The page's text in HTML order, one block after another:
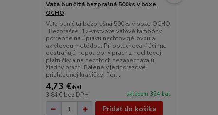
Vata buničitá bezprašná 500ks v boxe
OCHO
Vata buničitá bezprašná 500ks v boxe OCHO
Bezprašné, 12-vrstvové vatové tampóny
potrebné na úpravu nechtov gélovou a
akrylovou metódou. Pri oplachovaní účinne
odstraňujú nepotrebný prach z nechtovej
platničky a na nechtoch nezanechávajú
žiadny prach. Balené v jednorazovej
priehľadnej krabičke. Per...
4,73 €/bal
3,84 € bez DPH skladom 324 bal
Pridať do košíka